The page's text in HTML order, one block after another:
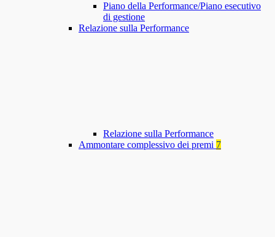
Piano della Performance/Piano esecutivo
di gestione
Relazione sulla Performance
Relazione sulla Performance
Ammontare complessivo dei premi 7